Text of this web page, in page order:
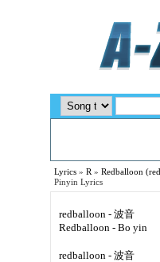
Lyrics » R » Redballoon
Pinyin Lyrics
redballoon - 波音
Redballoon - Bo yin
redballoon - 波音